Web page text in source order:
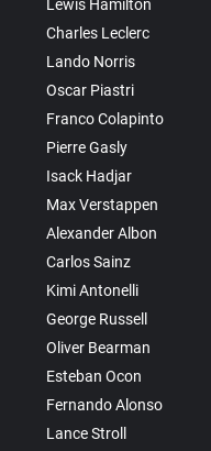
Lewis Hamilton
Charles Leclerc
Lando Norris
Oscar Piastri
Franco Colapinto
Pierre Gasly
Isack Hadjar
Max Verstappen
Alexander Albon
Carlos Sainz
Kimi Antonelli
George Russell
Oliver Bearman
Esteban Ocon
Fernando Alonso
Lance Stroll